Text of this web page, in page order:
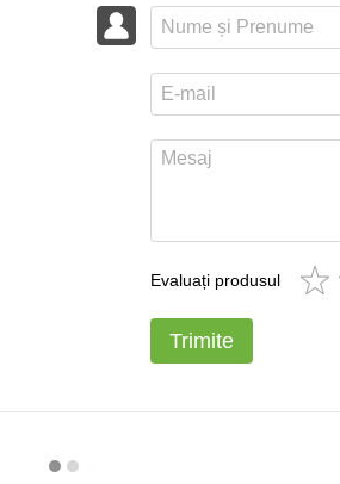
Evaluați produsul
Trimite